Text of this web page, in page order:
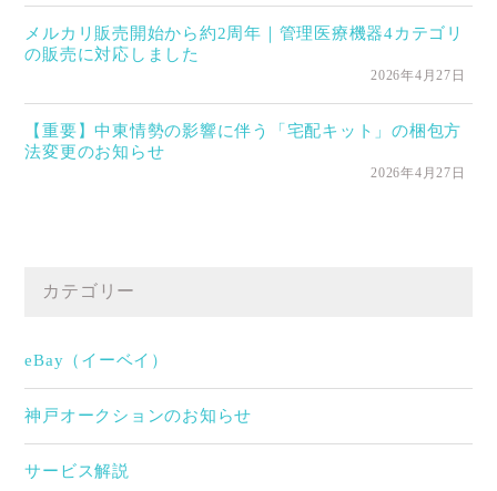
メルカリ販売開始から約2周年｜管理医療機器4カテゴリ
の販売に対応しました
2026年4月27日
【重要】中東情勢の影響に伴う「宅配キット」の梱包方
法変更のお知らせ
2026年4月27日
カテゴリー
eBay（イーベイ）
神戸オークションのお知らせ
サービス解説